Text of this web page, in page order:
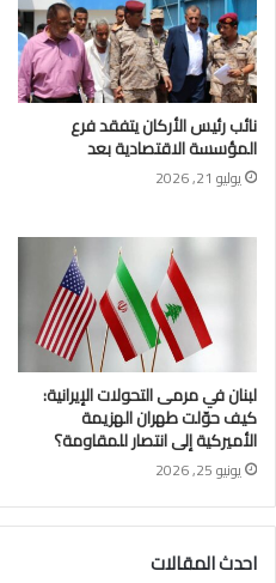
نائب رئيس الأركان يتفقد فرع
المؤسسة الاقتصادية بعد
يوليو 21, 2026
لبنان في مرمى التحولات الإيرانية:
كيف حوّلت طهران الهزيمة
الأميركية إلى انتصار للمقاومة؟
يونيو 25, 2026
احدث المقالات